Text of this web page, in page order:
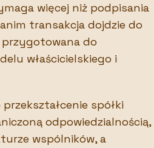
więcej niż podpisania
transakcja dojdzie do
do
właścicielskiego i
spółki
odpowiedzialnością,
wspólników, a